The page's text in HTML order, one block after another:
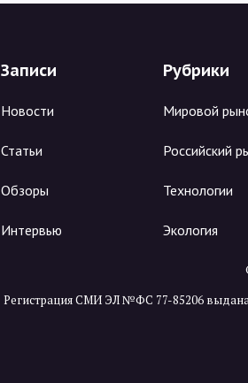
Записи
Новости
Статьи
Обзоры
Интервью
Рубрики
Мировой
Российский
Технологии
Экология
Регистрация СМИ ЭЛ №ФС 77-85206 выдана